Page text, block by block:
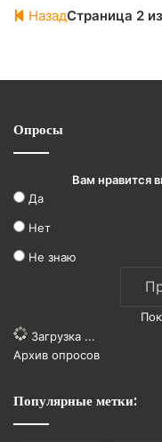
НазадСтраница 2
Опросы
Вам нравится
Да
Нет
Не знаю
Загрузка ...
Архив опросов
Популярные метки: